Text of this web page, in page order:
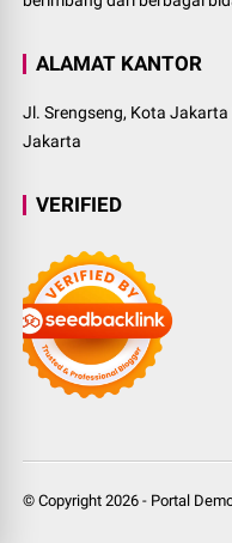
ALAMAT KANTOR
Jl. Srengseng, Kota
Jakarta
VERIFIED
© Copyright2026 - Portal